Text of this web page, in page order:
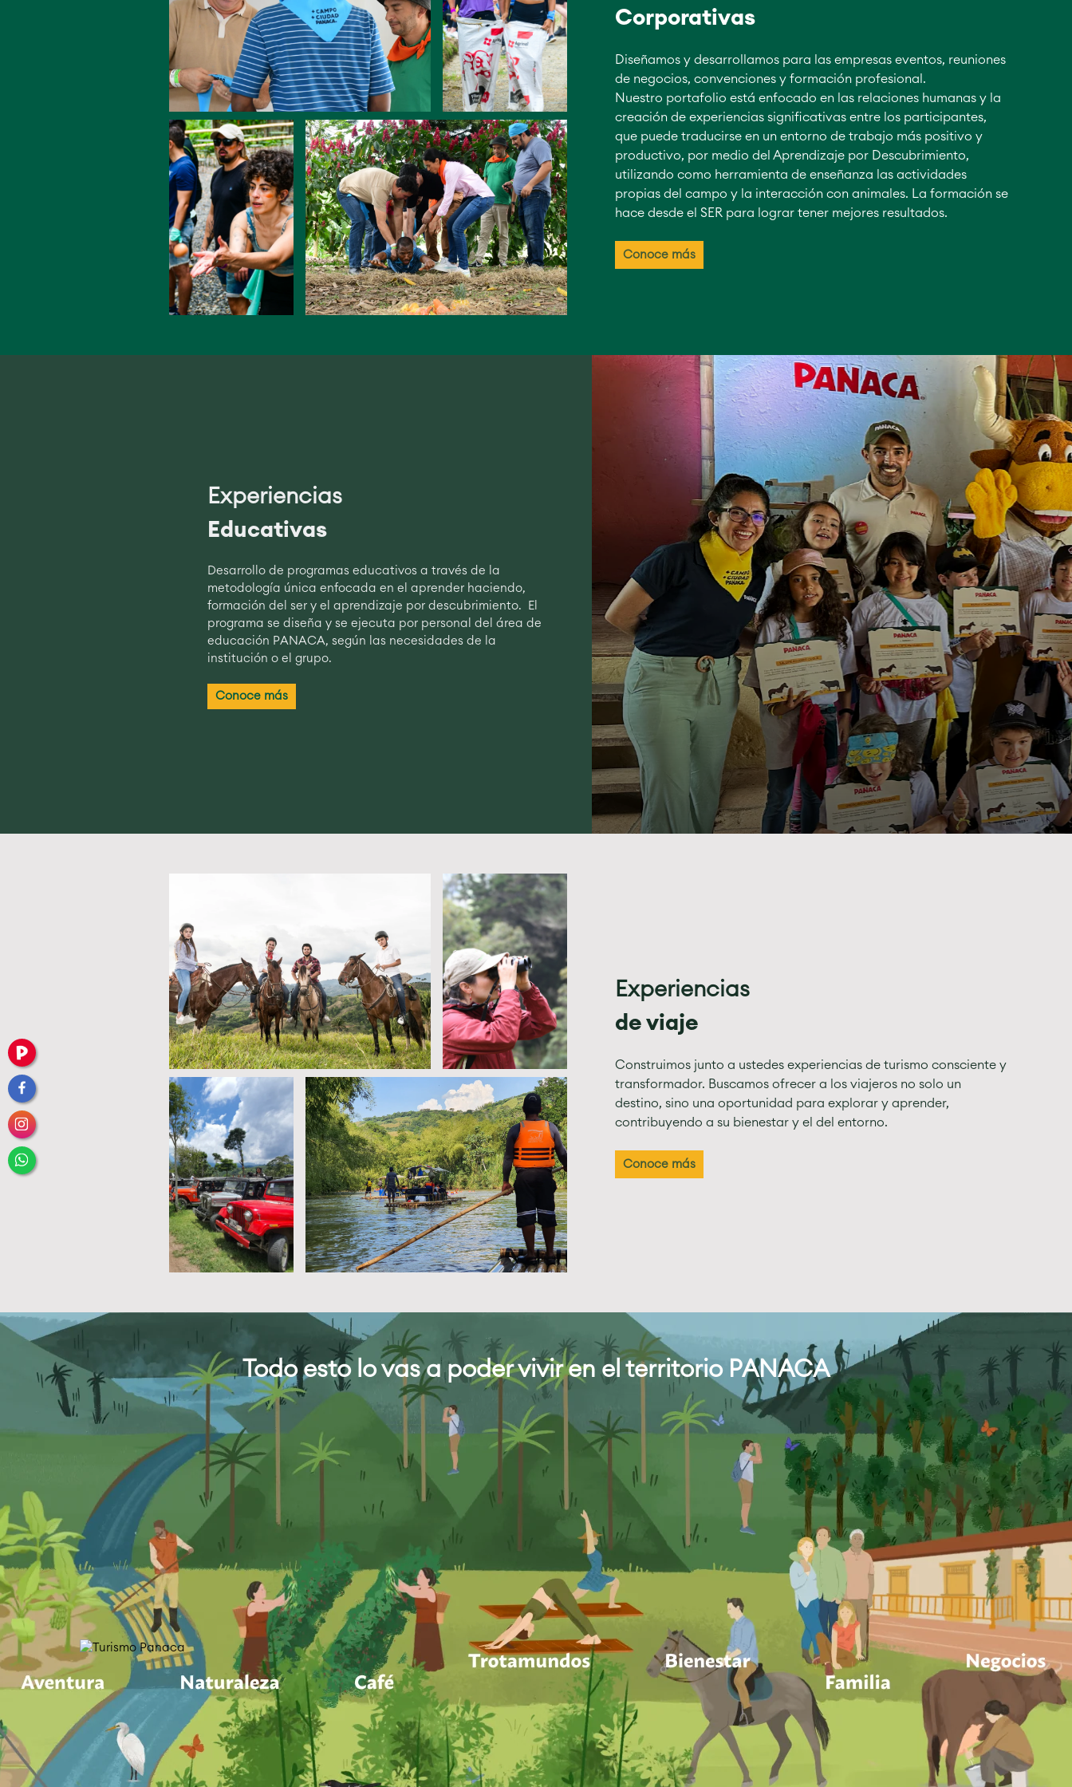
Corporativas
Diseñamos y desarrollamos para las empresas eventos, reuniones
de negocios, convenciones y formación profesional.
Nuestro portafolio está enfocado en las relaciones humanas y la
creación de experiencias significativas entre los participantes,
que puede traducirse en un entorno de trabajo más positivo y
productivo, por medio del Aprendizaje por Descubrimiento,
utilizando como herramienta de enseñanza las actividades
propias del campo y la interacción con animales. La formación se
hace desde el SER para lograr tener mejores resultados.
Conoce más
Experiencias
Educativas
Desarrollo de programas educativos a través de la
metodología única enfocada en el aprender haciendo,
formación del ser y el aprendizaje por descubrimiento. El
programa se diseña y se ejecuta por personal del área de
educación PANACA, según las necesidades de la
institución o el grupo.
Conoce más
Experiencias
de viaje
Construimos junto a ustedes experiencias de turismo consciente y
transformador. Buscamos ofrecer a los viajeros no solo un
destino, sino una oportunidad para explorar y aprender,
contribuyendo a su bienestar y el del entorno.
Conoce más
Todo esto lo vas a poder vivir en el territorio PANACA